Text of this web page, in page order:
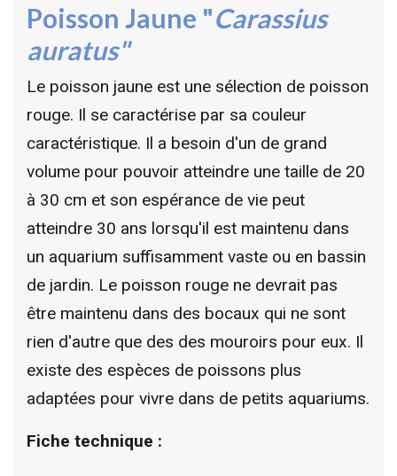
Poisson Jaune "Carassius
auratus"
Le poisson jaune est une sélection de poisson
rouge. Il se caractérise par sa couleur
caractéristique. Il a besoin d'un de grand
volume pour pouvoir atteindre une taille de 20
à 30 cm et son espérance de vie peut
atteindre 30 ans lorsqu'il est maintenu dans
un aquarium suffisamment vaste ou en bassin
de jardin. Le poisson rouge ne devrait pas
être maintenu dans des bocaux qui ne sont
rien d'autre que des des mouroirs pour eux. Il
existe des espèces de poissons plus
adaptées pour vivre dans de petits aquariums.
Fiche technique :